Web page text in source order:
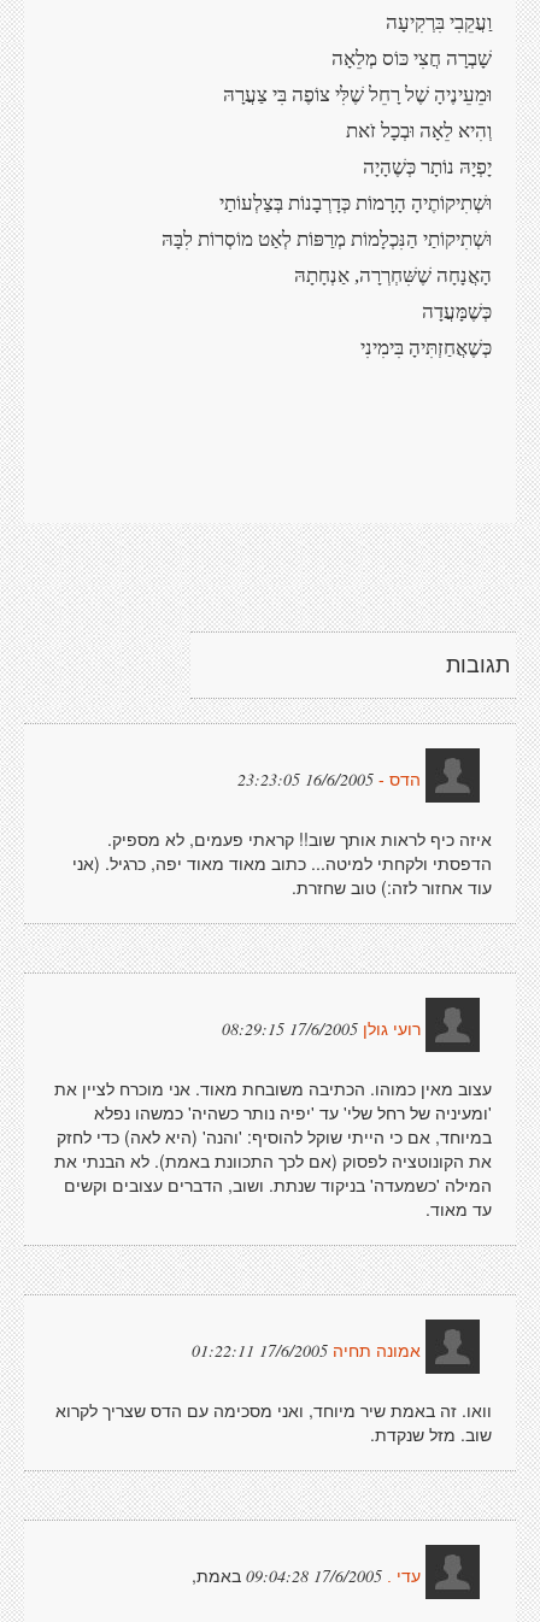
וַעֲקֵבִי בִּרְקִיעָה
שָׁבְרָה חֲצִי כּוֹס מְלֵאָה
וּמֵעֵינֶיהָ שֶׁל רָחֵל שֶׁלִּי צוֹפֶה בִּי צַעֲרָהּ
וְהִיא לֵאָה וּבְכָל זֹאת
יָפְיָהּ נוֹתָר כְּשֶׁהָיָה
וּשְׁתִיקוֹתֶיהָ הָרָמוֹת כְּדָרְבָנוֹת בְּצַלְעוֹתַי
וּשְׁתִיקוֹתַי הַנִּכְלָמוֹת מְרַפּוֹת לְאַט מוֹסְרוֹת לִבָּהּ
הָאֲנָחָה שֶׁשִּׁחְרְרָה, אַנְחָתָהּ
כְּשֶׁמָּעֲדָה
כְּשֶׁאֲחַזְתִּיהָ בִּימִינִי
תגובות
הדס - 16/6/2005 23:23:05
איזה כיף לראות אותך שוב!! קראתי פעמים, לא מספיק.
הדפסתי ולקחתי למיטה... כתוב מאוד מאוד יפה, כרגיל. (אני
עוד אחזור לזה:) טוב שחזרת.
רועי גולן 17/6/2005 08:29:15
עצוב מאין כמוהו. הכתיבה משובחת מאוד. אני מוכרח לציין את
'ומעיניה של רחל שלי' עד 'יפיה נותר כשהיה' כמשהו נפלא
במיוחד, אם כי הייתי שוקל להוסיף: 'והנה' (היא לאה) כדי לחזק
את הקונוטציה לפסוק (אם לכך התכוונת באמת). לא הבנתי את
המילה 'כשמעדה' בניקוד שנתת. ושוב, הדברים עצובים וקשים
עד מאוד.
אמונה תחיה 17/6/2005 01:22:11
וואו. זה באמת שיר מיוחד, ואני מסכימה עם הדס שצריך לקרוא
שוב. מזל שנקדת.
עדי . 17/6/2005 09:04:28 באמת,